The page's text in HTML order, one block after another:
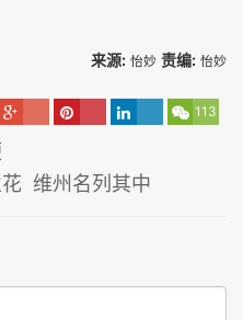
来源: 怡妙 责编: 怡妙
113
维州名列其中